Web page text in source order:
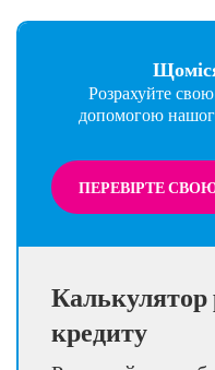
Калькулятор
кредиту
Розрахуйте
допомогою
ПЕРЕВІРТЕ